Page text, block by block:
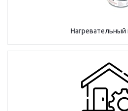
Нагревательный